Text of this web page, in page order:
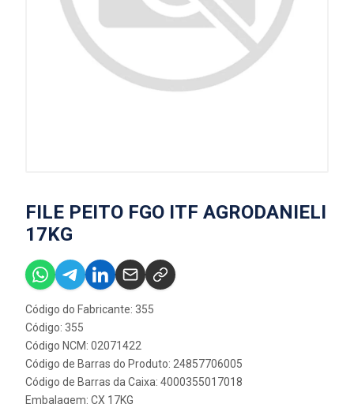
FILE PEITO FGO ITF AGRODANIELI
17KG
Código do Fabricante: 355
Código: 355
Código NCM: 02071422
Código de Barras do Produto: 24857706005
Código de Barras da Caixa: 4000355017018
Embalagem: CX 17KG